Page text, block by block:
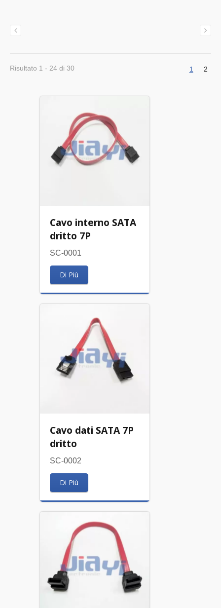
Risultato 1 - 24 di 30 1 2
Cavo interno SATA
dritto 7P
SC-0001
Di Più
Cavo dati SATA 7P
dritto
SC-0002
Di Più